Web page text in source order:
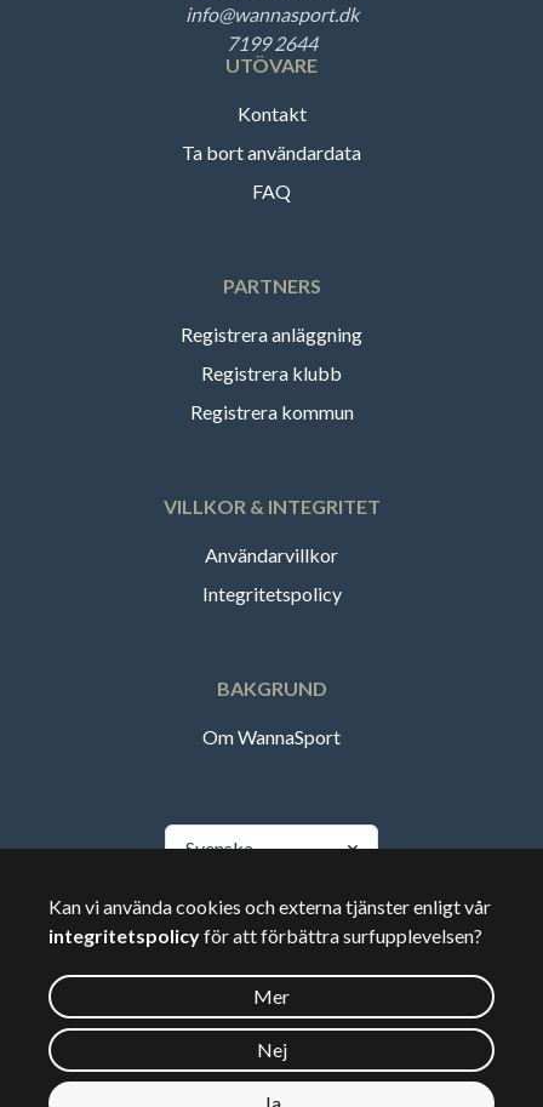
info@wannasport.dk
7199 2644
UTÖVARE
Kontakt
Ta bort användardata
FAQ
PARTNERS
Registrera anläggning
Registrera klubb
Registrera kommun
VILLKOR & INTEGRITET
Användarvillkor
Integritetspolicy
BAKGRUND
Om WannaSport
Svenska
🇸🇪Sverige
©2026Wannasport.dk
Kan vi använda cookies och externa tjänster enligt vår
integritetspolicyför att förbättra surfupplevelsen?
Mer
Nej